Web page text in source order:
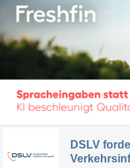
DSLV